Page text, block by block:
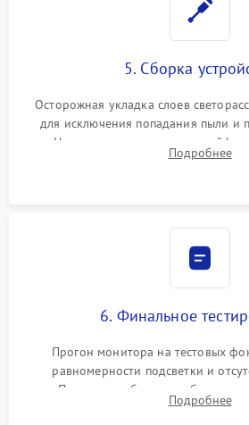
5. Сборка
Осторожная укладка слоев
для исключения попадания пыли и
Надежное подключение шлейфов,
аккуратное защелкиваниеПодробнее
6. Финальное
Прогон монитора на тестовых
равномерности подсветки и
Проверка работоспособности
DisplayPort, VGA) и кнопокПодробнее